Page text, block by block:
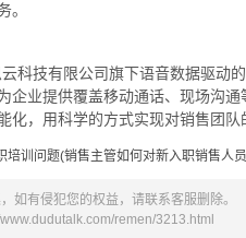
。
科技有限公司旗下语音数据驱动
企业提供覆盖移动通话、现场沟
化，用科学的方式实现对销售团
培训问题(销售主管如何对新入职销售人
如有侵犯您的权益，请联系客服删除。
remen/3213.html